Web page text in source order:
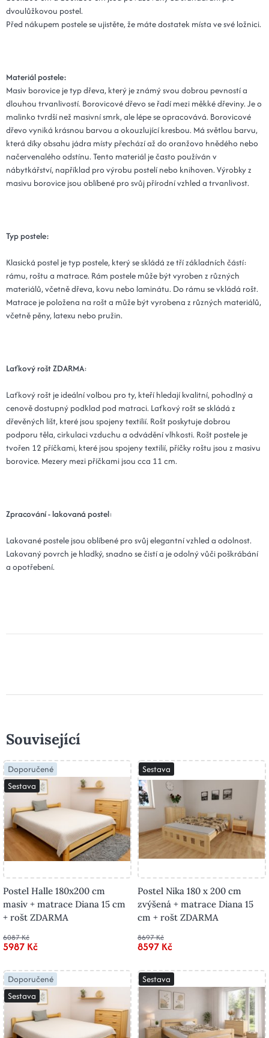
dvoulůžkovou postel.
Před nákupem postele se ujistěte, že máte dostatek místa ve své ložnici.
Materiál postele:
Masiv borovice je typ dřeva, který je známý svou dobrou pevností a
dlouhou trvanlivostí. Borovicové dřevo se řadí mezi měkké dřeviny. Je o
malinko tvrdší než masivní smrk, ale lépe se opracovává. Borovicové
dřevo vyniká krásnou barvou a okouzlující kresbou. Má světlou barvu,
která díky obsahu jádra místy přechází až do oranžovo hnědého nebo
načervenalého odstínu. Tento materiál je často používán v
nábytkářství, například pro výrobu postelí nebo knihoven. Výrobky z
masivu borovice jsou oblíbené pro svůj přírodní vzhled a trvanlivost.
Typ postele:
Klasická postel je typ postele, který se skládá ze tří základních částí:
rámu, roštu a matrace. Rám postele může být vyroben z různých
materiálů, včetně dřeva, kovu nebo laminátu. Do rámu se vkládá rošt.
Matrace je položena na rošt a může být vyrobena z různých materiálů,
včetně pěny, latexu nebo pružin.
Laťkový rošt ZDARMA:
Laťkový rošt je ideální volbou pro ty, kteří hledají kvalitní, pohodlný a
cenově dostupný podklad pod matraci. Laťkový rošt se skládá z
dřevěných lišt, které jsou spojeny textilií. Rošt poskytuje dobrou
podporu těla, cirkulaci vzduchu a odvádění vlhkosti. Rošt postele je
tvořen 12 příčkami, které jsou spojeny textilií, příčky roštu jsou z masivu
borovice. Mezery mezi příčkami jsou cca 11 cm.
Zpracování - lakovaná postel:
Lakované postele jsou oblíbené pro svůj elegantní vzhled a odolnost.
Lakovaný povrch je hladký, snadno se čistí a je odolný vůči poškrábání
a opotřebení.
Související
Doporučené
Sestava
Postel Halle 180x200 cm
masiv + matrace Diana 15 cm
+ rošt ZDARMA
6087 Kč
5987 Kč
Sestava
Postel Nika 180 x 200 cm
zvýšená + matrace Diana 15
cm + rošt ZDARMA
8697 Kč
8597 Kč
Doporučené
Sestava
Sestava